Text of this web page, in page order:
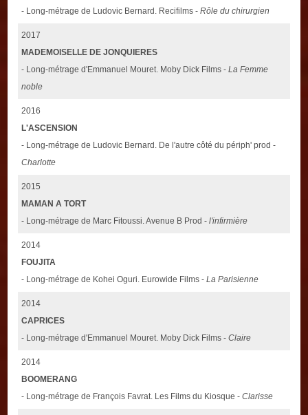
- Long-métrage de Ludovic Bernard. Recifilms -Rôle du chirurgien
2017
MADEMOISELLE DE JONQUIERES
- Long-métrage d'Emmanuel Mouret. Moby Dick Films -La Femme
noble
2016
L'ASCENSION
- Long-métrage de Ludovic Bernard. De l'autre côté du périph' prod -
Charlotte
2015
MAMAN A TORT
- Long-métrage de Marc Fitoussi. Avenue B Prod -l'infirmière
2014
FOUJITA
- Long-métrage de Kohei Oguri. Eurowide Films -La Parisienne
2014
CAPRICES
- Long-métrage d'Emmanuel Mouret. Moby Dick Films -Claire
2014
BOOMERANG
- Long-métrage de François Favrat. Les Films du Kiosque -Clarisse